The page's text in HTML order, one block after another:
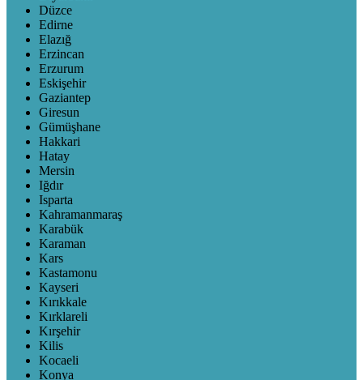
Düzce
Edirne
Elazığ
Erzincan
Erzurum
Eskişehir
Gaziantep
Giresun
Gümüşhane
Hakkari
Hatay
Mersin
Iğdır
Isparta
Kahramanmaraş
Karabük
Karaman
Kars
Kastamonu
Kayseri
Kırıkkale
Kırklareli
Kırşehir
Kilis
Kocaeli
Konya